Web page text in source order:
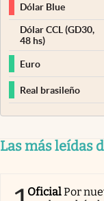
Dólar Blue
Dólar CCL (GD30,
48 hs)
Euro
Real brasileño
Las más leídas
OficialPor